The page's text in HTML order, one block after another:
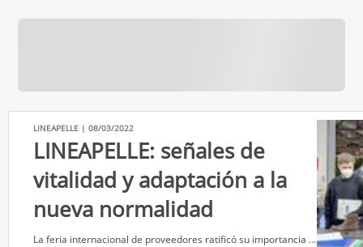
LINEAPELLE | 08/03/2022
LINEAPELLE: señales de
vitalidad y adaptación a la
nueva normalidad
​La feria internacional de proveedores ratificó su importancia ...